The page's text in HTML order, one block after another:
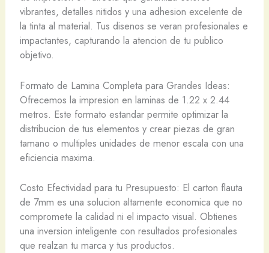
vibrantes, detalles nitidos y una adhesion excelente de
la tinta al material. Tus disenos se veran profesionales e
impactantes, capturando la atencion de tu publico
objetivo.
Formato de Lamina Completa para Grandes Ideas:
Ofrecemos la impresion en laminas de 1.22 x 2.44
metros. Este formato estandar permite optimizar la
distribucion de tus elementos y crear piezas de gran
tamano o multiples unidades de menor escala con una
eficiencia maxima.
Costo Efectividad para tu Presupuesto: El carton flauta
de 7mm es una solucion altamente economica que no
compromete la calidad ni el impacto visual. Obtienes
una inversion inteligente con resultados profesionales
que realzan tu marca y tus productos.